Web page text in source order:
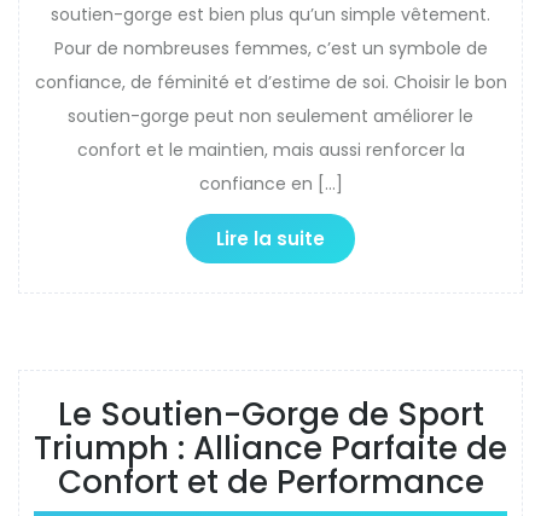
soutien-gorge est bien plus qu’un simple vêtement.
Pour de nombreuses femmes, c’est un symbole de
confiance, de féminité et d’estime de soi. Choisir le bon
soutien-gorge peut non seulement améliorer le
confort et le maintien, mais aussi renforcer la
confiance en […]
Lire la suite
Le Soutien-Gorge de Sport
Triumph : Alliance Parfaite de
Confort et de Performance